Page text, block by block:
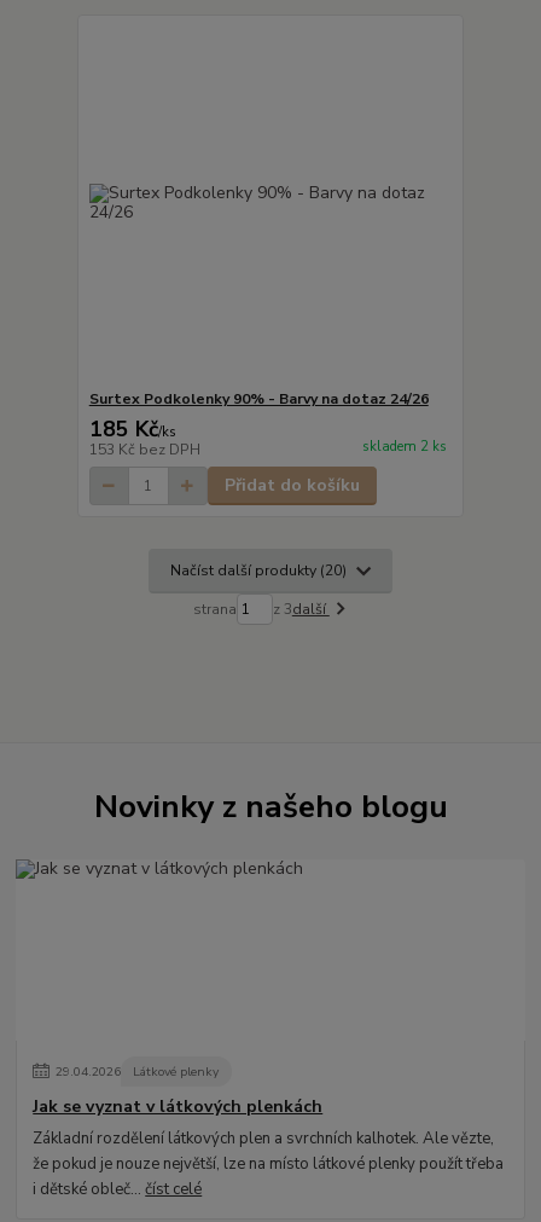
Surtex Podkolenky 90% - Barvy na dotaz 24/26
185 Kč/ks
153 Kč bez DPH skladem 2 ks
Přidat do košíku
Načíst další produkty (20)
strana z 3další
Novinky z našeho blogu
29.04.2026 Látkové plenky
Jak se vyznat v látkových plenkách
Základní rozdělení látkových plen a svrchních kalhotek. Ale vězte,
že pokud je nouze největší, lze na místo látkové plenky použít třeba
i dětské obleč...číst celé